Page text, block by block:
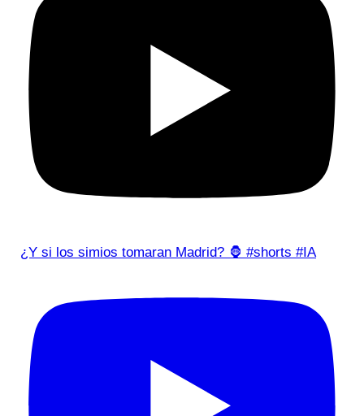
¿Y si los simios tomaran Madrid? 🦍 #shorts #IA